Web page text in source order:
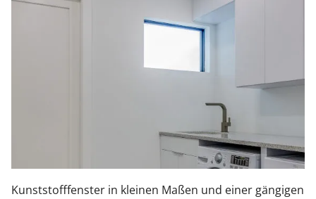
Kunststofffenster in kleinen Maßen und einer gängigen